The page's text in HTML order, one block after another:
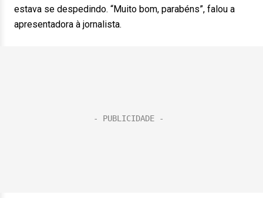
estava se despedindo. “Muito bom, parabéns”, falou a
apresentadora à jornalista.